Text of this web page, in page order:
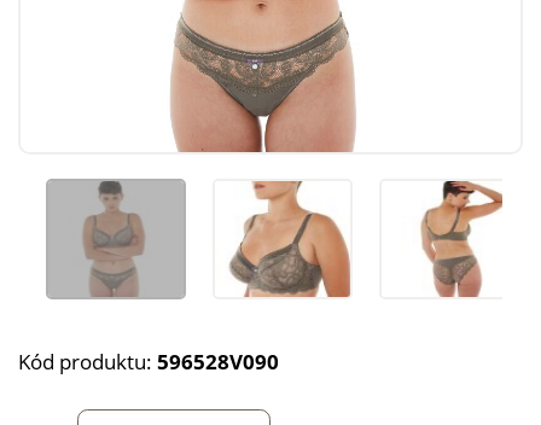
Kód produktu: 596528V090